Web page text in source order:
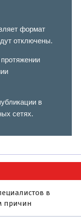
формат
отключены.
в
сетях.
в
причин